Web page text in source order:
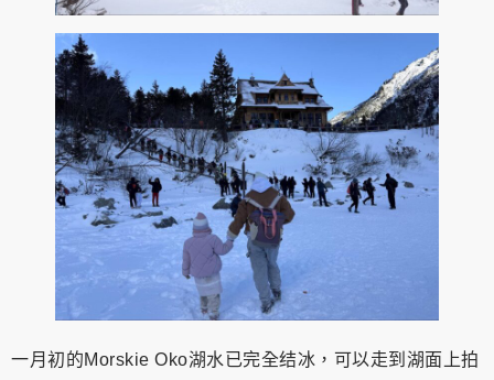
一月初的Morskie Oko湖水已完全结冰，可以走到湖面上拍